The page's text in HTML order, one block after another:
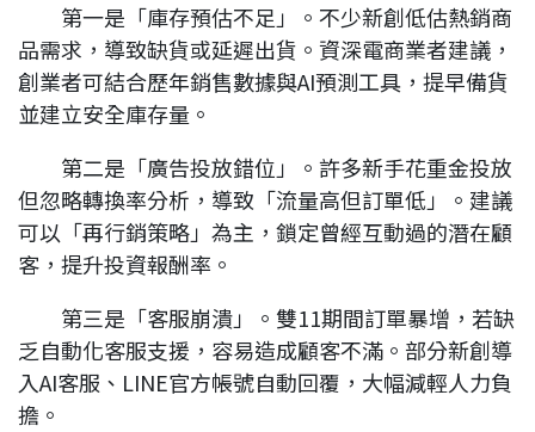
第一是「庫存預估不足」。不少新創低估熱銷商
品需求，導致缺貨或延遲出貨。資深電商業者建議，
創業者可結合歷年銷售數據與AI預測工具，提早備貨
並建立安全庫存量。
第二是「廣告投放錯位」。許多新手花重金投放
但忽略轉換率分析，導致「流量高但訂單低」。建議
可以「再行銷策略」為主，鎖定曾經互動過的潛在顧
客，提升投資報酬率。
第三是「客服崩潰」。雙11期間訂單暴增，若缺
乏自動化客服支援，容易造成顧客不滿。部分新創導
入AI客服、LINE官方帳號自動回覆，大幅減輕人力負
擔。